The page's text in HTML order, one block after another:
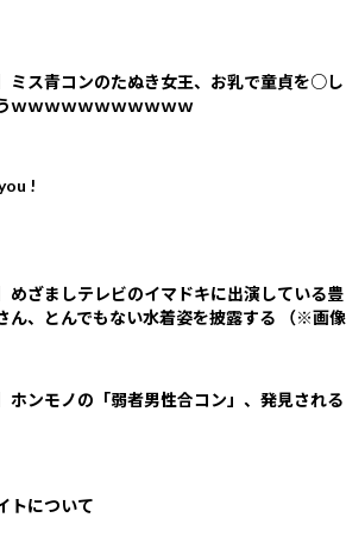
ミス青コンのたぬき女王、お乳で童貞を○し
ｗｗｗｗｗｗｗｗｗｗｗ
!
めざましテレビのイマドキに出演している豊
ん、とんでもない水着姿を披露する （※画像
ホンモノの「弱者男性合コン」、発見される
トについて